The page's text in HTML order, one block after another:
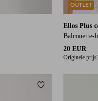
Ellos Plus
Balconette-
20 EUR
Originele prijs
OUTLET
Toevoegen aan